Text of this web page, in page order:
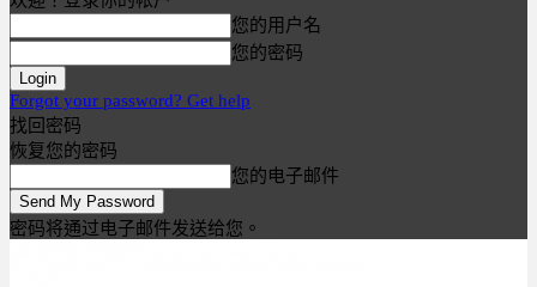
您的用户名
您的密码
Forgot your password? Get help
找回密码
恢复您的密码
您的电子邮件
密码将通过电子邮件发送给您。